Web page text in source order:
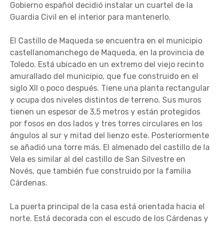
Gobierno español decidió instalar un cuartel de la
Guardia Civil en el interior para mantenerlo.
El Castillo de Maqueda se encuentra en el municipio
castellanomanchego de Maqueda, en la provincia de
Toledo. Está ubicado en un extremo del viejo recinto
amurallado del municipio, que fue construido en el
siglo XII o poco después. Tiene una planta rectangular
y ocupa dos niveles distintos de terreno. Sus muros
tienen un espesor de 3,5 metros y están protegidos
por fosos en dos lados y tres torres circulares en los
ángulos al sur y mitad del lienzo este. Posteriormente
se añadió una torre más. El almenado del castillo de la
Vela es similar al del castillo de San Silvestre en
Novés, que también fue construido por la familia
Cárdenas.
La puerta principal de la casa está orientada hacia el
norte. Está decorada con el escudo de los Cárdenas y